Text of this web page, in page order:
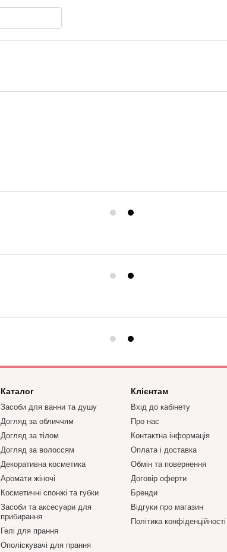
Каталог
Засоби для ванни та душу
Догляд за обличчям
Догляд за тілом
Догляд за волоссям
Декоративна косметика
Аромати жіночі
Косметичні спонжі та губки
Засоби та аксесуари для
прибирання
Гелі для прання
Ополіскувачі для прання
Клієнтам
Вхід до кабінету
Про нас
Контактна інформація
Оплата і доставка
Обмін та повернення
Договір оферти
Бренди
Відгуки про магазин
Політика конфіденційності